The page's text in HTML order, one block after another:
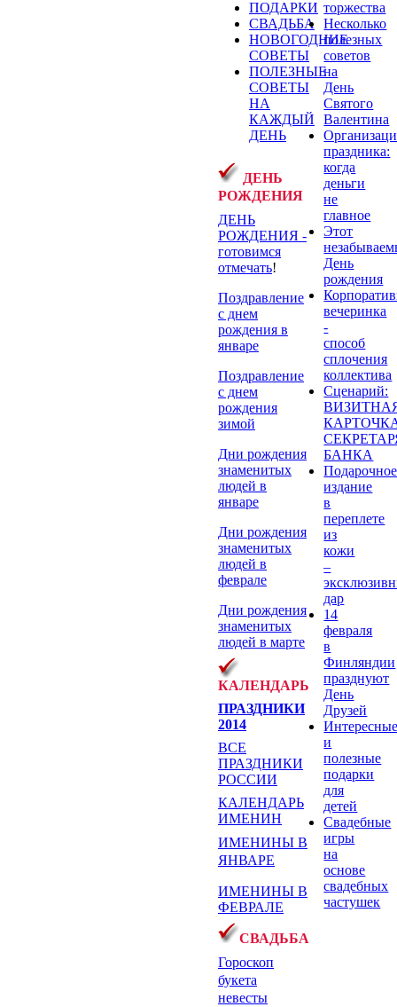
ПОДАРКИ
СВАДЬБА
НОВОГОДНИЕ
СОВЕТЫ
ПОЛЕЗНЫЕ
СОВЕТЫ
НА
КАЖДЫЙ
ДЕНЬ
ДЕНЬ
РОЖДЕНИЯ
ДЕНЬ
РОЖДЕНИЯ -
готовимся
отмечать!
Поздравление
с днем
рождения в
январе
Поздравление
с днем
рождения
зимой
Дни рождения
знаменитых
людей в
январе
Дни рождения
знаменитых
людей в
феврале
Дни рождения
знаменитых
людей в марте
КАЛЕНДАРЬ
ПРАЗДНИКИ
2014
ВСЕ
ПРАЗДНИКИ
РОССИИ
КАЛЕНДАРЬ
ИМЕНИН
ИМЕНИНЫ В
ЯНВАРЕ
ИМЕНИНЫ В
ФЕВРАЛЕ
СВАДЬБА
Гороскоп
букета
невесты
торжества
Несколько
полезных
советов
на
День
Святого
Валентина
праздника:
когда
деньги
не
главное
Этот
День
рождения
вечеринка
-
способ
сплочения
коллектива
Сценарий:
БАНКА
Подарочное
издание
в
переплете
из
кожи
–
дар
14
февраля
в
Финляндии
празднуют
День
Друзей
и
полезные
подарки
для
детей
Свадебные
игры
на
основе
свадебных
частушек